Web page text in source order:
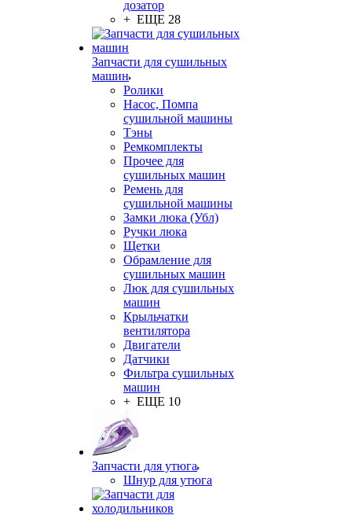
дозатор
+ ЕЩЕ 28
Запчасти для сушильных
машин
Ролики
Насос, Помпа
сушильной машины
Тэны
Ремкомплекты
Прочее для
сушильных машин
Ремень для
сушильной машины
Замки люка (Убл)
Ручки люка
Щетки
Обрамление для
сушильных машин
Люк для сушильных
машин
Крыльчатки
вентилятора
Двигатели
Датчики
Фильтра сушильных
машин
+ ЕЩЕ 10
Запчасти для утюга
Шнур для утюга